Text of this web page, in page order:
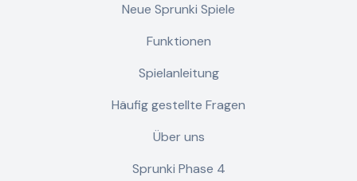
Neue Sprunki Spiele
Funktionen
Spielanleitung
Häufig gestellte Fragen
Über uns
Sprunki Phase 4